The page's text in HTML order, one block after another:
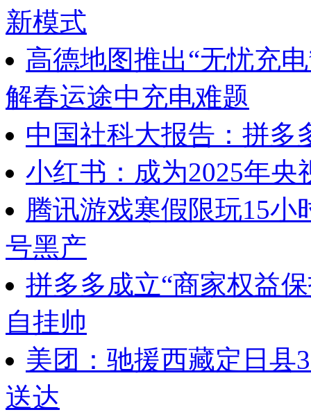
新模式
高德地图推出“无忧充
解春运途中充电难题
中国社科大报告：拼多
小红书：成为2025年央
腾讯游戏寒假限玩15小
号黑产
拼多多成立“商家权益
自挂帅
美团：驰援西藏定日县
送达